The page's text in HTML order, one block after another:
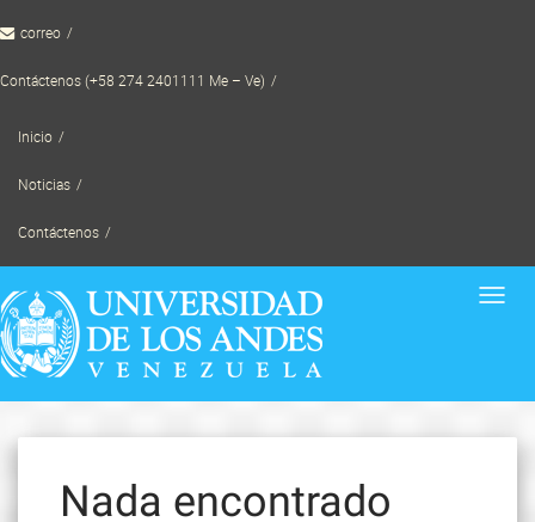
to correo
Contáctenos (+58 274 2401111 Me – Ve)
Inicio
Noticias
Contáctenos
Nada encontrado